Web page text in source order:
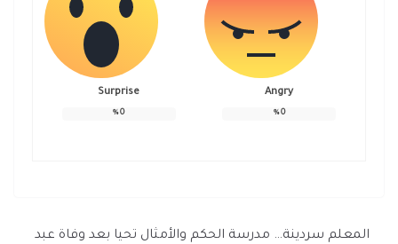
Angry
0
%
Surprise
0
%
المعلم سردينة… مدرسة الحكم والأمثال تحيا بعد وفاة عبد